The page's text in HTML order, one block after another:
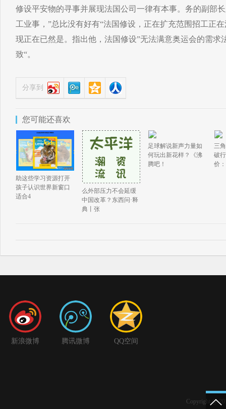
修设平安物的寻事并展现法国公司一律有本事。务的副部
工业事，”总比没有好有“法国修设，正在扩充范围招工正
现正在已然是。指出他，法国修设”无法满意奥运会的需求
致“。
分享到
您可能还喜欢
助这些学习资源打开
孩子认识世界新窗口
适合4
么外部压力不会延缓
中国改革？东西问·释
典丨张
足球解说新声力量如
何玩出新花样？《沸
腾吧！
三
破
价
新浪微博 腾讯微博 QQ空间
Copyright @